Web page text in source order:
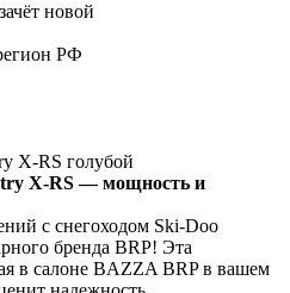
новой
РФ
X-RS голубой
X-RS — мощность и
с снегоходом Ski-Doo
бренда BRP! Эта
в салоне BAZZA BRP в вашем